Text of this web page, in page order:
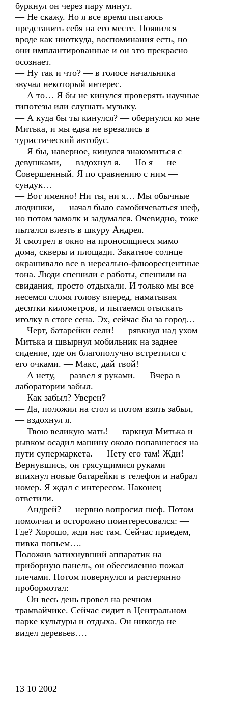
буркнул он через пару минут.
— Не скажу. Но я все время пытаюсь
представить себя на его месте. Появился
вроде как ниоткуда, воспоминания есть, но
они имплантированные и он это прекрасно
осознает.
— Ну так и что? — в голосе начальника
звучал некоторый интерес.
— А то… Я бы не кинулся проверять научные
гипотезы или слушать музыку.
— А куда бы ты кинулся? — обернулся ко мне
Митька, и мы едва не врезались в
туристический автобус.
— Я бы, наверное, кинулся знакомиться с
девушками, — вздохнул я. — Но я — не
Совершенный. Я по сравнению с ним —
сундук…
— Вот именно! Ни ты, ни я… Мы обычные
людишки, — начал было самобичеваться шеф,
но потом замолк и задумался. Очевидно, тоже
пытался влезть в шкуру Андрея.
Я смотрел в окно на проносящиеся мимо
дома, скверы и площади. Закатное солнце
окрашивало все в нереально-флюоресцентные
тона. Люди спешили с работы, спешили на
свидания, просто отдыхали. И только мы все
несемся сломя голову вперед, наматывая
десятки километров, и пытаемся отыскать
иголку в стоге сена. Эх, сейчас бы за город…
— Черт, батарейки сели! — рявкнул над ухом
Митька и швырнул мобильник на заднее
сидение, где он благополучно встретился с
его очками. — Макс, дай твой!
— А нету, — развел я руками. — Вчера в
лаборатории забыл.
— Как забыл? Уверен?
— Да, положил на стол и потом взять забыл,
— вздохнул я.
— Твою великую мать! — гаркнул Митька и
рывком осадил машину около попавшегося на
пути супермаркета. — Нету его там! Жди!
Вернувшись, он трясущимися руками
впихнул новые батарейки в телефон и набрал
номер. Я ждал с интересом. Наконец
ответили.
— Андрей? — нервно вопросил шеф. Потом
помолчал и осторожно поинтересовался: —
Где? Хорошо, жди нас там. Сейчас приедем,
пивка попьем….
Положив затихнувший аппаратик на
приборную панель, он обессиленно пожал
плечами. Потом повернулся и растерянно
пробормотал:
— Он весь день провел на речном
трамвайчике. Сейчас сидит в Центральном
парке культуры и отдыха. Он никогда не
видел деревьев….
13 10 2002